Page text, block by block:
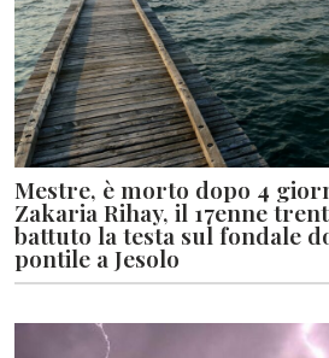
Mestre, è morto dopo 4
Zakaria Rihay, il 17enne
battuto la testa sul fondale
pontile a Jesolo